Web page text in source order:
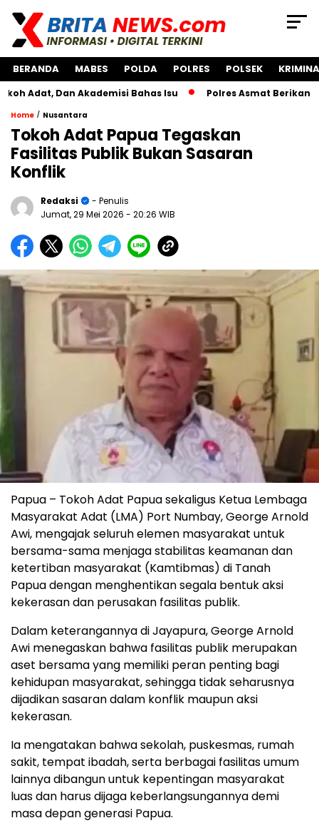
BERANDA MABES POLDA POLRES POLSEK
Dan Akademisi Bahas Isu Polres Asmat Berikan Bantuan
Home / Nusantara
Tokoh Adat Papua Tegaskan
Fasilitas Publik Bukan Sasaran
Konflik
Redaksi
- Penulis
Jumat, 29 Mei 2026 - 20:26 WIB
Papua – Tokoh Adat Papua sekaligus Ketua Lembaga
Masyarakat Adat (LMA) Port Numbay, George Arnold
Awi, mengajak seluruh elemen masyarakat untuk
bersama-sama menjaga stabilitas keamanan dan
ketertiban masyarakat (Kamtibmas) di Tanah
Papua dengan menghentikan segala bentuk aksi
kekerasan dan perusakan fasilitas publik.
Dalam keterangannya di Jayapura, George Arnold
Awi menegaskan bahwa fasilitas publik merupakan
aset bersama yang memiliki peran penting bagi
kehidupan masyarakat, sehingga tidak seharusnya
dijadikan sasaran dalam konflik maupun aksi
kekerasan.
Ia mengatakan bahwa sekolah, puskesmas, rumah
sakit, tempat ibadah, serta berbagai fasilitas umum
lainnya dibangun untuk kepentingan masyarakat
luas dan harus dijaga keberlangsungannya demi
masa depan generasi Papua.